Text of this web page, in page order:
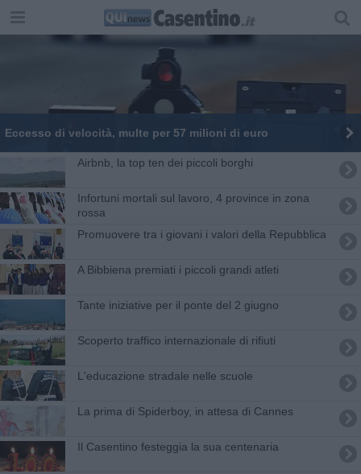
Eccesso di velocità, multe per 57 milioni di euro
Airbnb, la top ten dei piccoli borghi
Infortuni mortali sul lavoro, 4 province in zona
rossa
Promuovere tra i giovani i valori della Repubblica
A Bibbiena premiati i piccoli grandi atleti
Tante iniziative per il ponte del 2 giugno
Scoperto traffico internazionale di rifiuti
L'educazione stradale nelle scuole
La prima di Spiderboy, in attesa di Cannes
Il Casentino festeggia la sua centenaria